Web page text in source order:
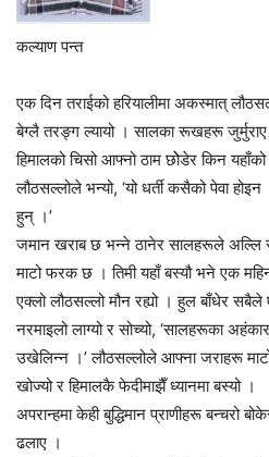
कल्याण पन्त
एक दिन तराईको हरियालीमा अकस्मात्
बेग्लै तरङ्ग ल्यायो । सालका रूखहरू जुर्मुराए
हिमालको चिसो आफ्नो ठाम छोेडेर किन यहाँको
लौठसल्लोले भन्यो, ‘यो धर्ती कसैको पेवा होइन
हुन् ।’
जमान खराब छ भन्ने ठानेर सालहरूले अल्लि
माटो फरक छ । तिमी यहाँ बस्यौ भने एक
एक्लो लौठसल्लो मौन रह्यो । हुल बाँधेर
नरमाइलो लाग्यो र सोच्यो, ‘सालहरूका
उखेलिन्न ।’ लौठसल्लोले आफ्ना जराहरू
खोज्यो र हिमालकै फेदीमाझैँ ध्यानमा बस्यो ।
अपरान्हमा केही बुद्धिमान प्राणीहरू बन्चरो
ढलाए ।